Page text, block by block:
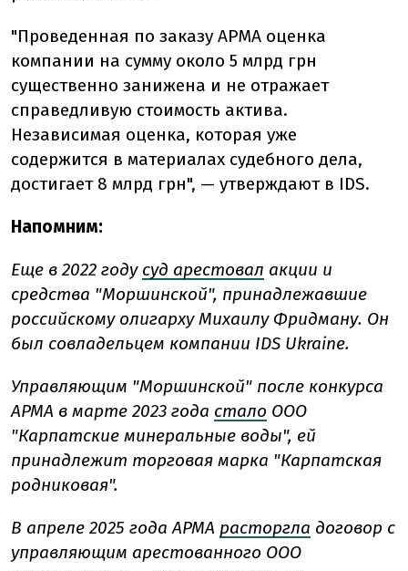
"Проведенная по заказу АРМА оценка
компании на сумму около 5 млрд грн
существенно занижена и не отражает
справедливую стоимость актива.
Независимая оценка, которая уже
содержится в материалах судебного дела,
достигает 8 млрд грн", — утверждают в IDS.
Напомним:
Еще в 2022 году суд арестовал акции и
средства "Моршинской", принадлежавшие
российскому олигарху Михаилу Фридману. Он
был совладельцем компании IDS Ukraine.
Управляющим "Моршинской" после конкурса
АРМА в марте 2023 года стало ООО
"Карпатские минеральные воды", ей
принадлежит торговая марка "Карпатская
родниковая".
В апреле 2025 года АРМА расторгла договор с
управляющим арестованного ООО